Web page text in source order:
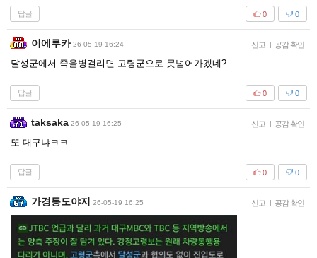
답글 0
0
이에루카 26-05-19 16:24 신고 | 공감 확인
달성군에서 죽을병걸리면 고령군으로 못넘어가겠네?
답글 0
0
taksaka 26-05-19 16:25 신고 | 공감 확인
또 대구냐ㅋㅋ
답글 0
0
가경동도야지 26-05-19 16:25 신고 | 공감 확인